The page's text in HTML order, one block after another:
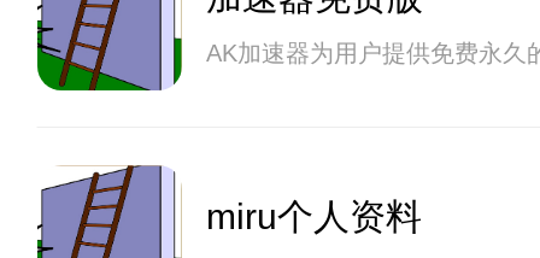
AK加速器为用户提供免费永久
miru个人资料